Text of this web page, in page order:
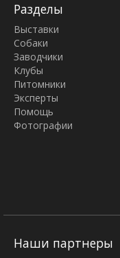
Разделы
Выставки
Собаки
Заводчики
Клубы
Питомники
Эксперты
Помощь
Фотографии
Наши партнеры